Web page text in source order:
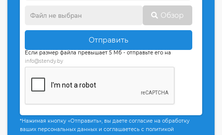
Обзор
Отправить
Если размер файла превышает 5 Мб - отправьте его на
info@stendy.by
*Нажимая кнопку «Отправить», вы даете согласие на обработку
ваших персональных данных и соглашаетесь с политикой